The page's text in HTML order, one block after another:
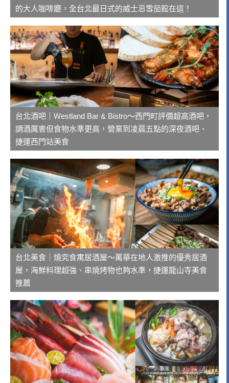
的大人咖啡廳，全台北最日式的威士忌雪茄館在這！
台北酒吧｜Westland Bar & Bistro～西門町評價超高酒吧，
調酒厲害但食物水準更高，營業到凌晨五點的深夜酒吧、
捷運西門站美食
台北美食｜燒究食寓居酒屋～萬華在地人激推的優秀居酒
屋，海鮮料理超強、串燒烤物也夠水準，捷運龍山寺美食
推薦